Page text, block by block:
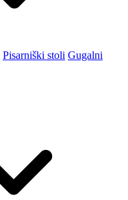
Pisarniški stoli Gugalni